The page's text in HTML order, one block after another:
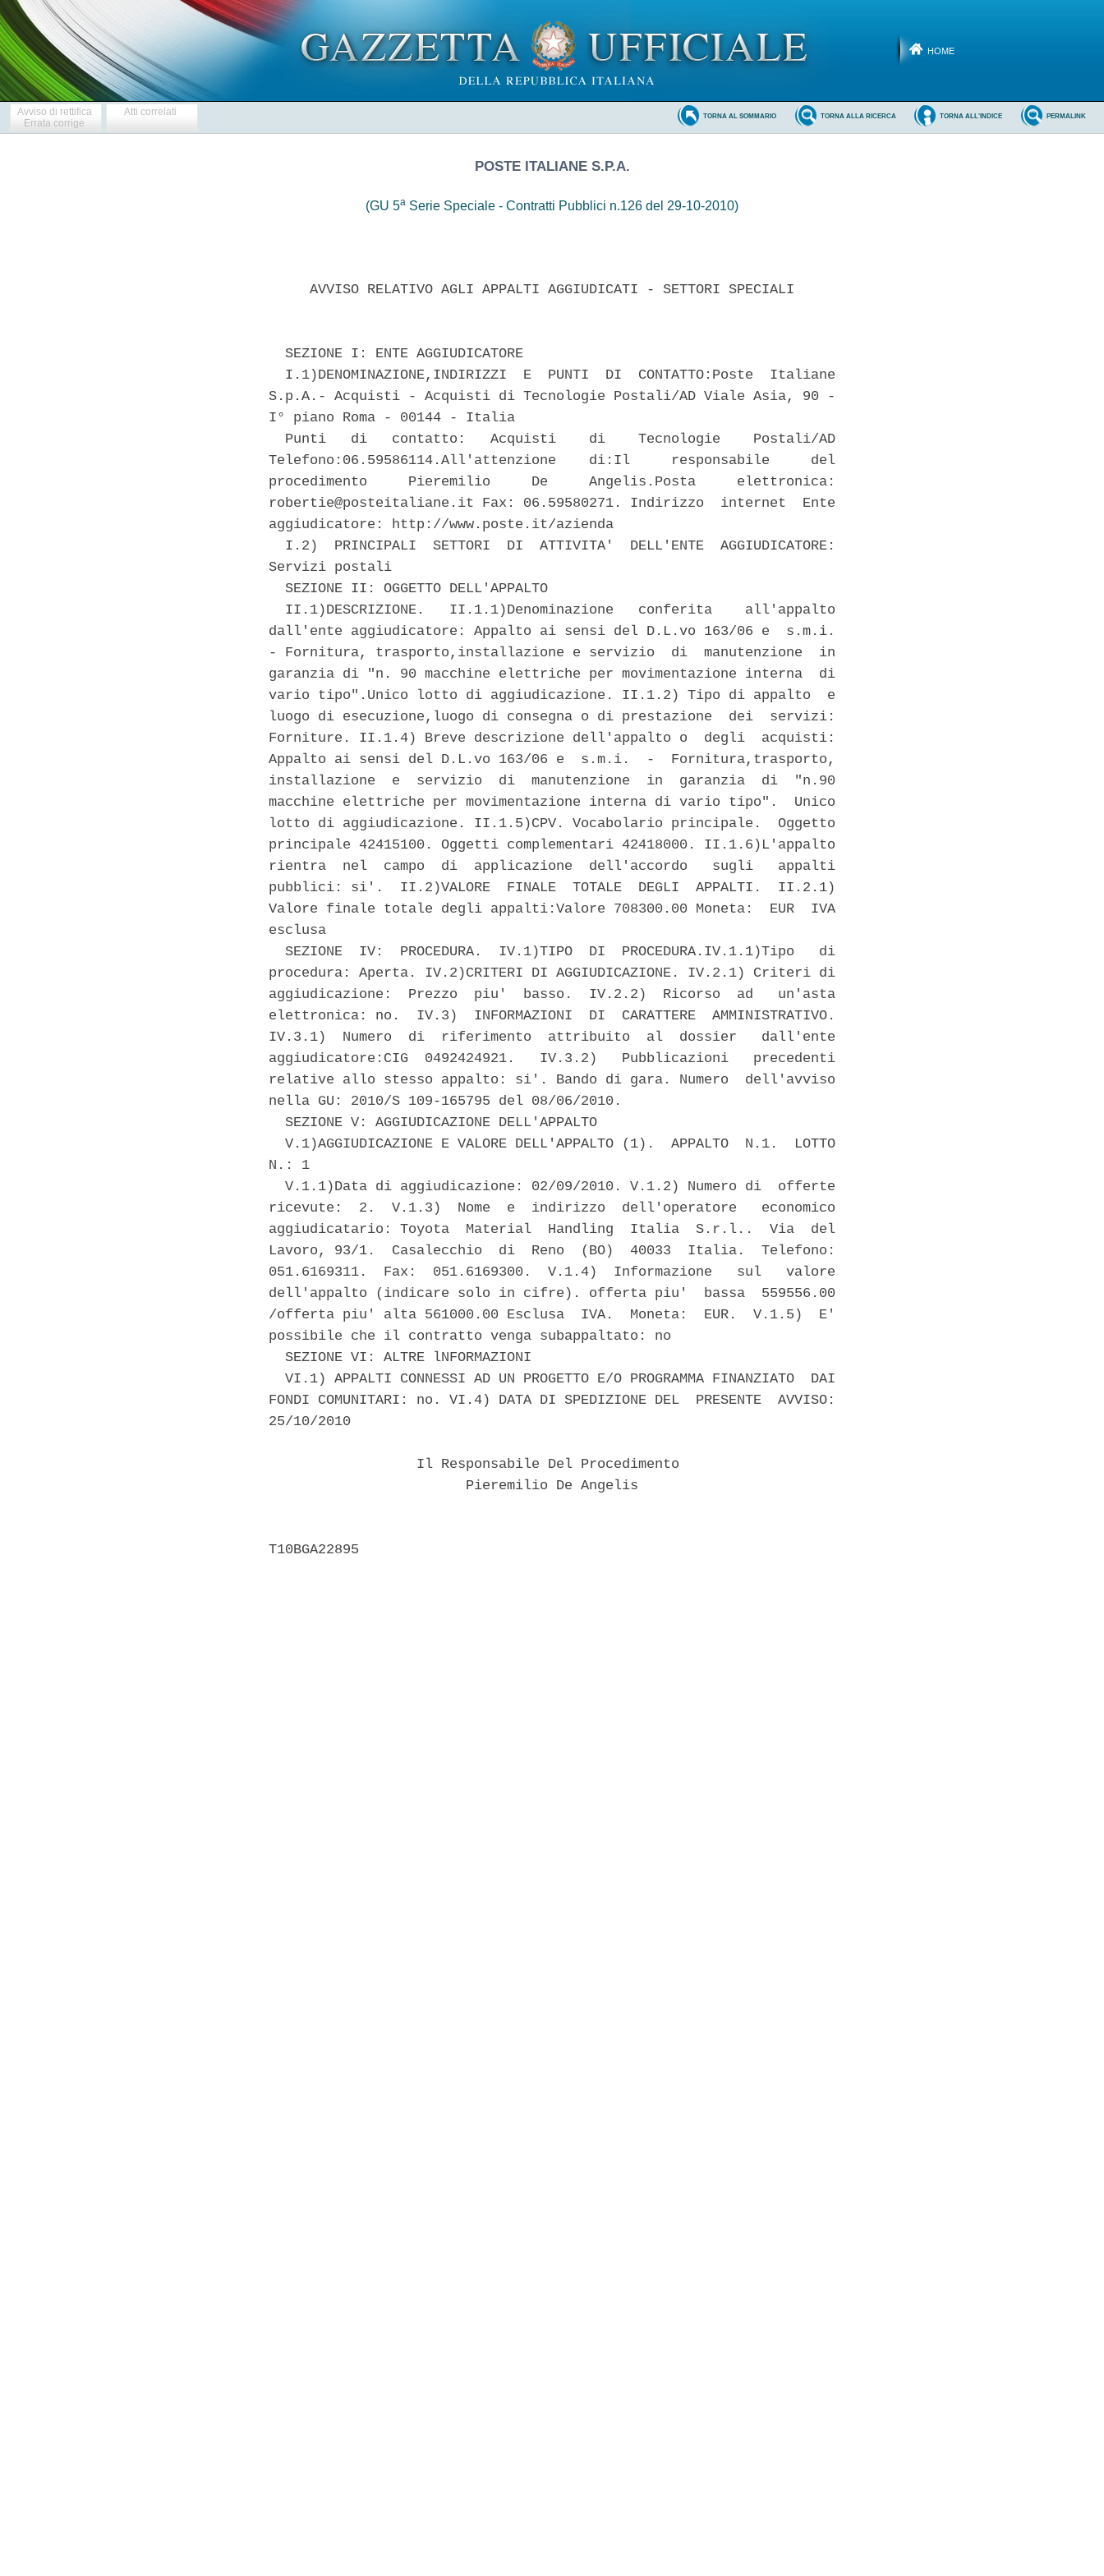
HOME
Avviso di rettifica
Errata corrige
Atti correlati PERMALINK
TORNA ALL'INDICE
TORNA ALLA RICERCA
TORNA AL SOMMARIO
POSTE ITALIANE S.P.A.
(GU 5a Serie Speciale - Contratti Pubblici n.126 del 29-10-2010)
     AVVISO RELATIVO AGLI APPALTI AGGIUDICATI - SETTORI SPECIALI
  SEZIONE I: ENTE AGGIUDICATORE
  I.1)DENOMINAZIONE,INDIRIZZI  E  PUNTI  DI  CONTATTO:Poste  Italiane
S.p.A.- Acquisti - Acquisti di Tecnologie Postali/AD Viale Asia, 90 -
I° piano Roma - 00144 - Italia
  Punti   di   contatto:   Acquisti    di    Tecnologie    Postali/AD
Telefono:06.59586114.All'attenzione    di:Il     responsabile     del
procedimento     Pieremilio     De     Angelis.Posta     elettronica:
robertie@posteitaliane.it Fax: 06.59580271. Indirizzo  internet  Ente
aggiudicatore: http://www.poste.it/azienda
  I.2)  PRINCIPALI  SETTORI  DI  ATTIVITA'  DELL'ENTE  AGGIUDICATORE:
Servizi postali
  SEZIONE II: OGGETTO DELL'APPALTO
  II.1)DESCRIZIONE.   II.1.1)Denominazione   conferita    all'appalto
dall'ente aggiudicatore: Appalto ai sensi del D.L.vo 163/06 e  s.m.i.
- Fornitura, trasporto,installazione e servizio  di  manutenzione  in
garanzia di "n. 90 macchine elettriche per movimentazione interna  di
vario tipo".Unico lotto di aggiudicazione. II.1.2) Tipo di appalto  e
luogo di esecuzione,luogo di consegna o di prestazione  dei  servizi:
Forniture. II.1.4) Breve descrizione dell'appalto o  degli  acquisti:
Appalto ai sensi del D.L.vo 163/06 e  s.m.i.  -  Fornitura,trasporto,
installazione  e  servizio  di  manutenzione  in  garanzia  di  "n.90
macchine elettriche per movimentazione interna di vario tipo".  Unico
lotto di aggiudicazione. II.1.5)CPV. Vocabolario principale.  Oggetto
principale 42415100. Oggetti complementari 42418000. II.1.6)L'appalto
rientra  nel  campo  di  applicazione  dell'accordo   sugli   appalti
pubblici: si'.  II.2)VALORE  FINALE  TOTALE  DEGLI  APPALTI.  II.2.1)
Valore finale totale degli appalti:Valore 708300.00 Moneta:  EUR  IVA
esclusa
  SEZIONE  IV:  PROCEDURA.  IV.1)TIPO  DI  PROCEDURA.IV.1.1)Tipo   di
procedura: Aperta. IV.2)CRITERI DI AGGIUDICAZIONE. IV.2.1) Criteri di
aggiudicazione:  Prezzo  piu'  basso.  IV.2.2)  Ricorso  ad   un'asta
elettronica: no.  IV.3)  INFORMAZIONI  DI  CARATTERE  AMMINISTRATIVO.
IV.3.1)  Numero  di  riferimento  attribuito  al  dossier   dall'ente
aggiudicatore:CIG  0492424921.   IV.3.2)   Pubblicazioni   precedenti
relative allo stesso appalto: si'. Bando di gara. Numero  dell'avviso
nella GU: 2010/S 109-165795 del 08/06/2010.
  SEZIONE V: AGGIUDICAZIONE DELL'APPALTO
  V.1)AGGIUDICAZIONE E VALORE DELL'APPALTO (1).  APPALTO  N.1.  LOTTO
N.: 1
  V.1.1)Data di aggiudicazione: 02/09/2010. V.1.2) Numero di  offerte
ricevute:  2.  V.1.3)  Nome  e  indirizzo  dell'operatore   economico
aggiudicatario: Toyota  Material  Handling  Italia  S.r.l..  Via  del
Lavoro, 93/1.  Casalecchio  di  Reno  (BO)  40033  Italia.  Telefono:
051.6169311.  Fax:  051.6169300.  V.1.4)  Informazione   sul   valore
dell'appalto (indicare solo in cifre). offerta piu'  bassa  559556.00
/offerta piu' alta 561000.00 Esclusa  IVA.  Moneta:  EUR.  V.1.5)  E'
possibile che il contratto venga subappaltato: no
  SEZIONE VI: ALTRE lNFORMAZIONI
  VI.1) APPALTI CONNESSI AD UN PROGETTO E/O PROGRAMMA FINANZIATO  DAI
FONDI COMUNITARI: no. VI.4) DATA DI SPEDIZIONE DEL  PRESENTE  AVVISO:
25/10/2010
                  Il Responsabile Del Procedimento
                        Pieremilio De Angelis